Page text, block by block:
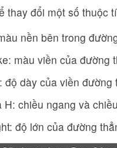
thay đổi một số thuộc
nền bên trong
màu viền của đường
độ dày của viền
H: chiều ngang và
độ lớn của đường